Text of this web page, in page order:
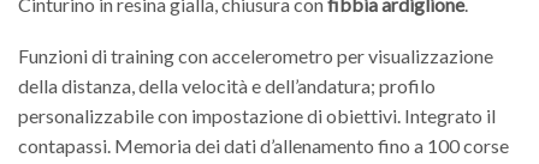
Funzioni di training con accelerometro per visualizzazione
della distanza, della velocità e dell’andatura; profilo
personalizzabile con impostazione di obiettivi. Integrato il
contapassi. Memoria dei dati d’allenamento fino a 100 corse